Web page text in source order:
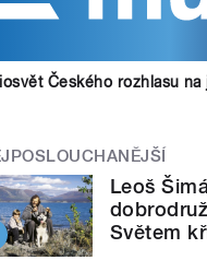
Českého rozhlasu
Leoš
Světem